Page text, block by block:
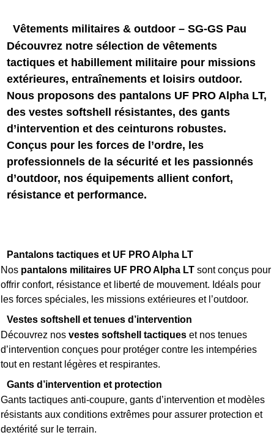
Vêtements militaires & outdoor – SG-GS Pau
Découvrez notre sélection de vêtements
tactiques et habillement militaire pour missions
extérieures, entraînements et loisirs outdoor.
Nous proposons des pantalons UF PRO Alpha LT,
des vestes softshell
résistantes, des gants
d’intervention et des ceinturons robustes.
Conçus pour les forces de l’ordre, les
professionnels de la sécurité et les passionnés
d’outdoor, nos équipements allient confort,
résistance et performance.
Pantalons tactiques et UF PRO Alpha LT
Nos pantalons militaires UF PRO Alpha LT sont conçus pour
offrir confort, résistance et liberté de mouvement. Idéals pour
les forces spéciales, les missions extérieures et l’outdoor.
Vestes softshell et tenues d’intervention
Découvrez nos vestes softshell tactiques et nos tenues
d’intervention conçues pour protéger contre les intempéries
tout en restant légères et respirantes.
Gants d’intervention et protection
Gants tactiques anti-coupure, gants d’intervention et modèles
résistants aux conditions extrêmes pour assurer protection et
dextérité sur le terrain.